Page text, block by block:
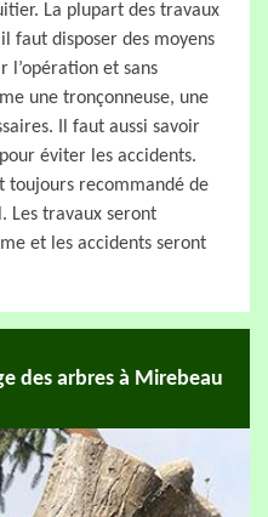
La plupart des travaux
faut disposer des moyens
l’opération et sans
une tronçonneuse, une
Il faut aussi savoir
éviter les accidents.
toujours recommandé de
Les travaux seront
et les accidents seront
des arbres à Mirebeau